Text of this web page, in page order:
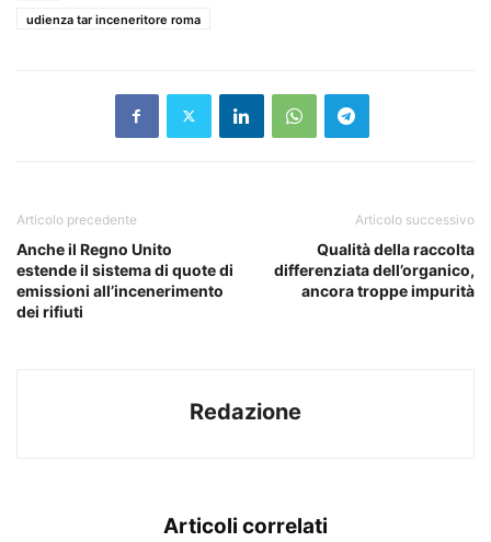
udienza tar inceneritore roma
Articolo precedente
Anche il Regno Unito
estende il sistema di quote di
emissioni all’incenerimento
dei rifiuti
Articolo successivo
Qualità della raccolta
differenziata dell’organico,
ancora troppe impurità
Redazione
Articoli correlati